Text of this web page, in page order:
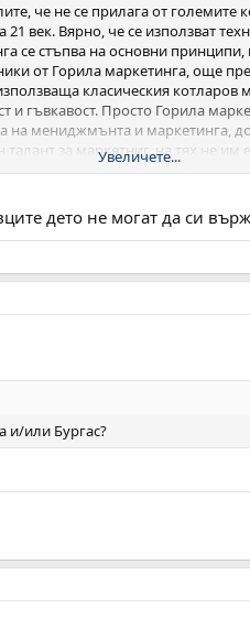
че не се прилага от
век. Вярно, че се използват
се стъпва на основни
от Горила маркетинга, още
класическия котларов
гъвкавост. Просто Горила
на мениджмънта и маркетинга,
за маркетниг, на тях не
на своите служители, и
Увеличете...
дето не могат да си
и/или Бургас?